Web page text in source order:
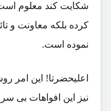
شکایت کند معلوم
کرده بلکه معاونت و
نموده است.
اعلیحضرتا! این امر
نیز این افواهات بی